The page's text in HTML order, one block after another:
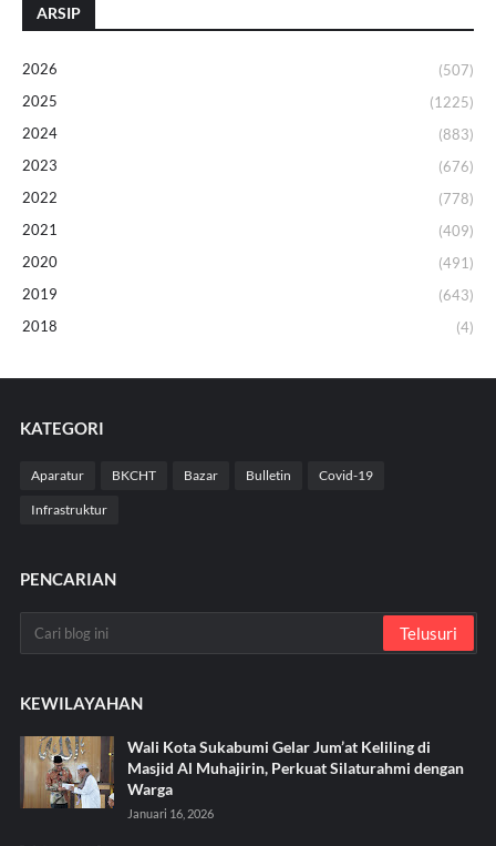
ARSIP
2026
(507)
2025
(1225)
2024
(883)
2023
(676)
2022
(778)
2021
(409)
2020
(491)
2019
(643)
2018
(4)
KATEGORI
Aparatur BKCHT Bazar Bulletin Covid-19
Infrastruktur
PENCARIAN
KEWILAYAHAN
Wali Kota Sukabumi Gelar Jum’at Keliling di
Masjid Al Muhajirin, Perkuat Silaturahmi dengan
Warga
Januari 16, 2026